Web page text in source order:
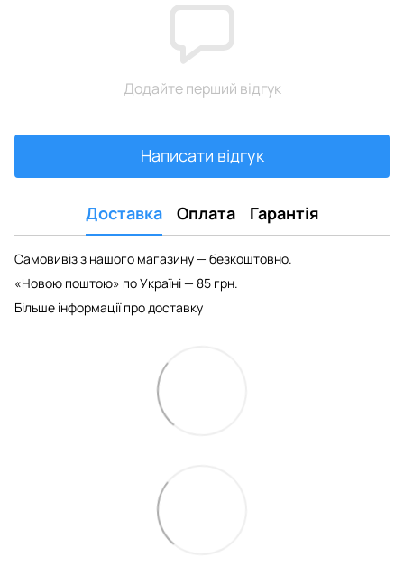
Додайте перший відгук
Написати відгук
Доставка Оплата Гарантія
Самовивіз з нашого магазину — безкоштовно.
«Новою поштою» по Україні — 85 грн.
Більше інформації про доставку